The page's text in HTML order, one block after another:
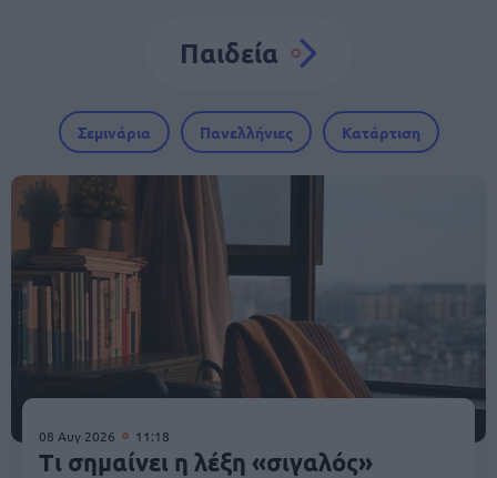
Παιδεία
Σεμινάρια Πανελλήνιες Κατάρτιση
08 Αυγ 2026 11:18
Τι σημαίνει η λέξη «σιγαλός»